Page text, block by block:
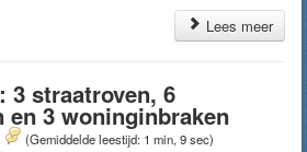
Lees meer
3 straatroven, 6
en 3 woninginbraken
(Gemiddelde leestijd: 1 min, 9 sec)